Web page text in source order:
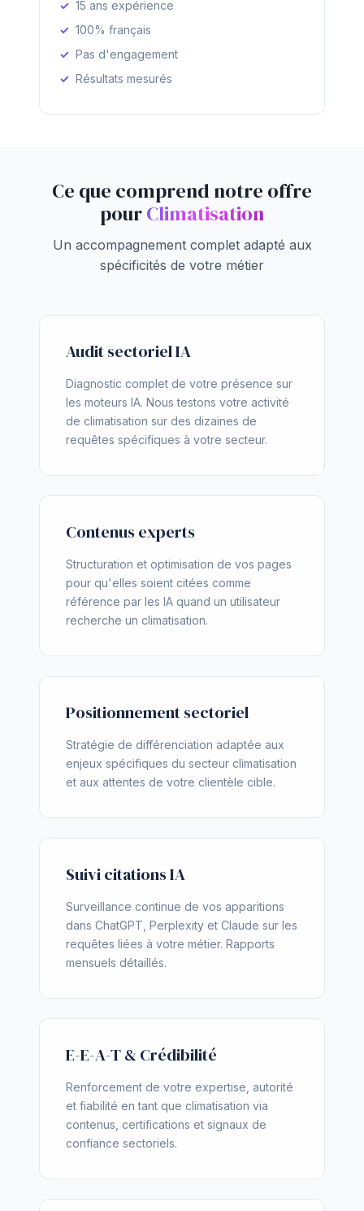
15 ans expérience
100% français
Pas d'engagement
Résultats mesurés
Ce que comprend notre offre
pourClimatisation
Un accompagnement complet adapté aux
spécificités de votre métier
Audit sectoriel IA
Diagnostic complet de votre présence sur
les moteurs IA. Nous testons votre activité
de climatisation sur des dizaines de
requêtes spécifiques à votre secteur.
Contenus experts
Structuration et optimisation de vos pages
pour qu'elles soient citées comme
référence par les IA quand un utilisateur
recherche un climatisation.
Positionnement sectoriel
Stratégie de différenciation adaptée aux
enjeux spécifiques du secteur climatisation
et aux attentes de votre clientèle cible.
Suivi citations IA
Surveillance continue de vos apparitions
dans ChatGPT, Perplexity et Claude sur les
requêtes liées à votre métier. Rapports
mensuels détaillés.
E-E-A-T & Crédibilité
Renforcement de votre expertise, autorité
et fiabilité en tant que climatisation via
contenus, certifications et signaux de
confiance sectoriels.